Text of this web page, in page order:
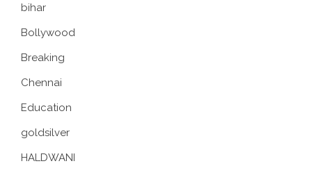
bihar
Bollywood
Breaking
Chennai
Education
goldsilver
HALDWANI